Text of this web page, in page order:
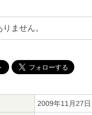
ません。
2009年11月27